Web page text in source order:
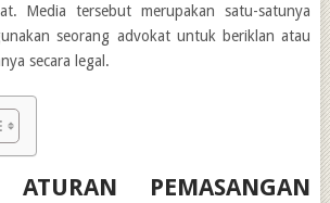
Media tersebut merupakan satu-satunya
seorang advokat untuk beriklan atau
secara legal.
PEMASANGAN